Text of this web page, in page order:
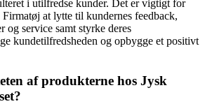
i utilfredse kunder. Det er vigtigt for
at lytte til kundernes feedback,
og service samt styrke deres
kundetilfredsheden og opbygge et positivt
af produkterne hos Jysk